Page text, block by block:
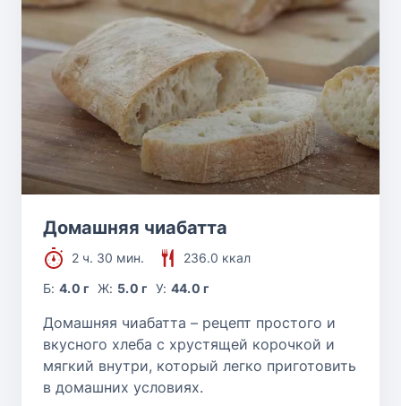
Домашняя чиабатта
2 ч. 30 мин.
236.0 ккал
Б:4.0 г Ж: 5.0 г У: 44.0 г
Домашняя чиабатта – рецепт простого и
вкусного хлеба с хрустящей корочкой и
мягкий внутри, который легко приготовить
в домашних условиях.